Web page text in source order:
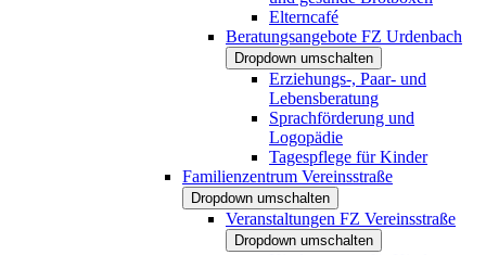
Elterncafé
Beratungsangebote FZ Urdenbach
Dropdown umschalten
Erziehungs-, Paar- und
Lebensberatung
Sprachförderung und
Logopädie
Tagespflege für Kinder
Familienzentrum Vereinsstraße
Dropdown umschalten
Veranstaltungen FZ Vereinsstraße
Dropdown umschalten